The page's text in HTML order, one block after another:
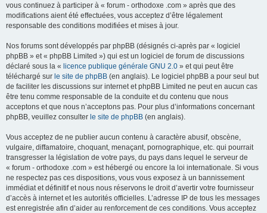
vous continuez à participer à « forum - orthodoxe .com » après que des
modifications aient été effectuées, vous acceptez d’être légalement
responsable des conditions modifiées et mises à jour.
Nos forums sont développés par phpBB (désignés ci-après par « logiciel
phpBB » et « phpBB Limited ») qui est un logiciel de forum de discussions
déclaré sous la « licence publique générale GNU 2.0 » et qui peut être
téléchargé sur le site de phpBB (en anglais). Le logiciel phpBB a pour seul but
de faciliter les discussions sur internet et phpBB Limited ne peut en aucun cas
être tenu comme responsable de la conduite et du contenu que nous
acceptons et que nous n’acceptons pas. Pour plus d’informations concernant
phpBB, veuillez consulter le site de phpBB (en anglais).
Vous acceptez de ne publier aucun contenu à caractère abusif, obscène,
vulgaire, diffamatoire, choquant, menaçant, pornographique, etc. qui pourrait
transgresser la législation de votre pays, du pays dans lequel le serveur de
« forum - orthodoxe .com » est hébergé ou encore la loi internationale. Si vous
ne respectez pas ces dispositions, vous vous exposez à un bannissement
immédiat et définitif et nous nous réservons le droit d’avertir votre fournisseur
d’accès à internet et les autorités officielles. L’adresse IP de tous les messages
est enregistrée afin d’aider au renforcement de ces conditions. Vous acceptez